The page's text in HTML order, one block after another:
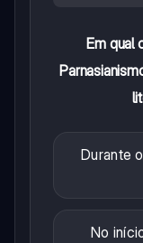
Em qual
Durante
No